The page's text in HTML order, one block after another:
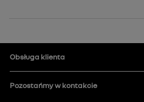
Obsługa klienta
Pozostańmy w kontakcie